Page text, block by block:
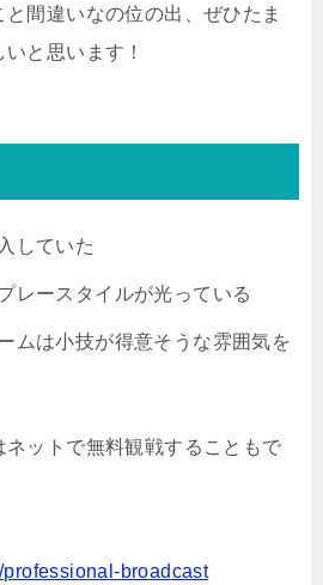
間違いなの位の出、ぜひたま
と思います！
していた
レースタイルが光っている
ムは小技が得意そうな雰囲気を
ットで無料観戦することもで
broadcast